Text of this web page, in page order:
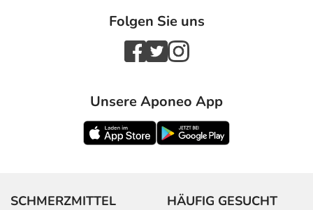
Folgen Sie uns
Unsere Aponeo App
SCHMERZMITTEL HÄUFIG GESUCHT